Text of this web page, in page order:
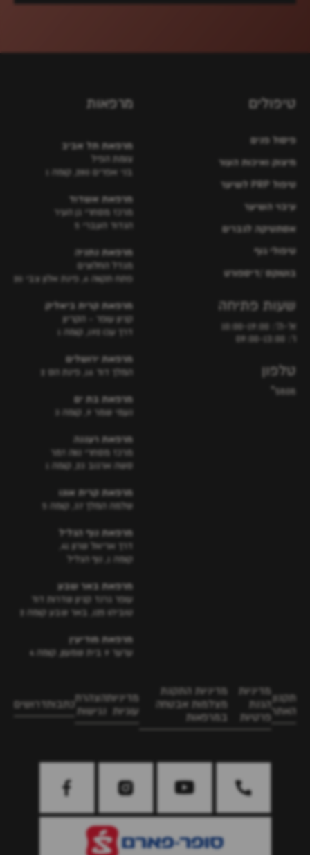
טיפולים
פיסול פנים
מיצוק ואיכות העור
טיפול PRP לשיער
עיבוי השיער
אסתטיקה לגברים
טיפולי גוף
בוטוקס /דיספורט
שעות פתיחה
א'-ה': 10:00-19:00
טלפון
5808*
מרפאות
מרפאת תל אביב
צומת הפיל
בני אפרים 280, קומה 1
מרפאת אשדוד
מרכז מסחרי גן העיר
הגדוד העברי 5
מרפאת נתניה
מגדל החלוצים
פתח תקווה 6, פינת אלון צבי 20
מרפאת קרית ביאליק
קניון עופר - הקריון
דרך עכו 192, קומה 1
מרפאת ירושלים
המלך דוד 16, פינת הס 2
מרפאת בת ים
נעמי שמר 9, קומה 3
מרפאת רעננה
מרכז מסחרי נווה זמר
סשה ארגוב 23, קומה 1
מרפאת קרית אונו
שלמה המלך 37, קומה 5
מרפאת נוף הגליל
דרך אריאל שרון 41,
קומה 1, נוף הגליל
מרפאת באר שבע
עופר גרנד קניון שדרות דוד
טוביהו 125, באר שבע קומה 2
מרפאת מודיעין
ערער 9 בית שמעון, קומה 4
תקנון
האתר
מדיניות
הגנת
פרטיות
מדיניות התקנת
מצלמות אבטחה
במרפאות
מדיניות
עוגיות
הצהרת
נגישות
כתבותדרושים